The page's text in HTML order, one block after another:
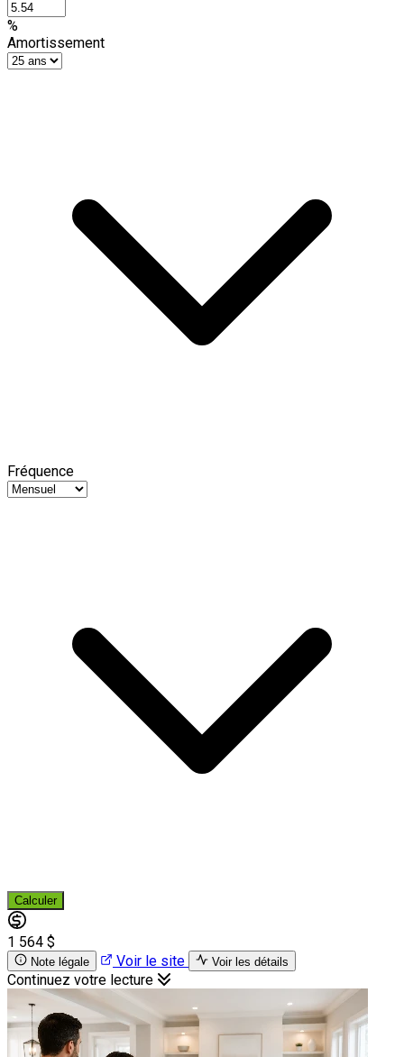
%
Amortissement
Fréquence
Calculer
1 564 $
Note légale Voir le site Voir les détails
Continuez votre lecture